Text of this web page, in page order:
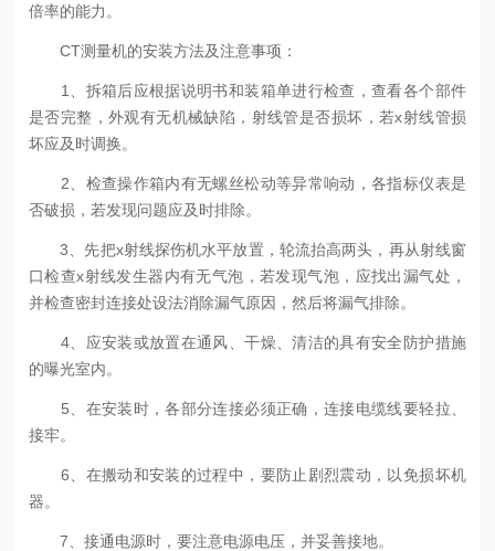
倍率的能力。
CT测量机的安装方法及注意事项：
1、拆箱后应根据说明书和装箱单进行检查，查看各个部件
是否完整，外观有无机械缺陷，射线管是否损坏，若x射线管损
坏应及时调换。
2、检查操作箱内有无螺丝松动等异常响动，各指标仪表是
否破损，若发现问题应及时排除。
3、先把x射线探伤机水平放置，轮流抬高两头，再从射线窗
口检查x射线发生器内有无气泡，若发现气泡，应找出漏气处，
并检查密封连接处设法消除漏气原因，然后将漏气排除。
4、应安装或放置在通风、干燥、清洁的具有安全防护措施
的曝光室内。
5、在安装时，各部分连接必须正确，连接电缆线要轻拉、
接牢。
6、在搬动和安装的过程中，要防止剧烈震动，以免损坏机
器。
7、接通电源时，要注意电源电压，并妥善接地。